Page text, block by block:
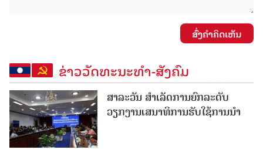
ສົ່ງຄໍາຄິດເຫັນ
ຂ່າວວັດທະນະທຳ-ສັງຄົມ
ສາລະວັນ ສໍາເລັດການຍົກລະດັບ
ວຽກງານເສນາທິການຮັບໃຊ້ການນໍາ